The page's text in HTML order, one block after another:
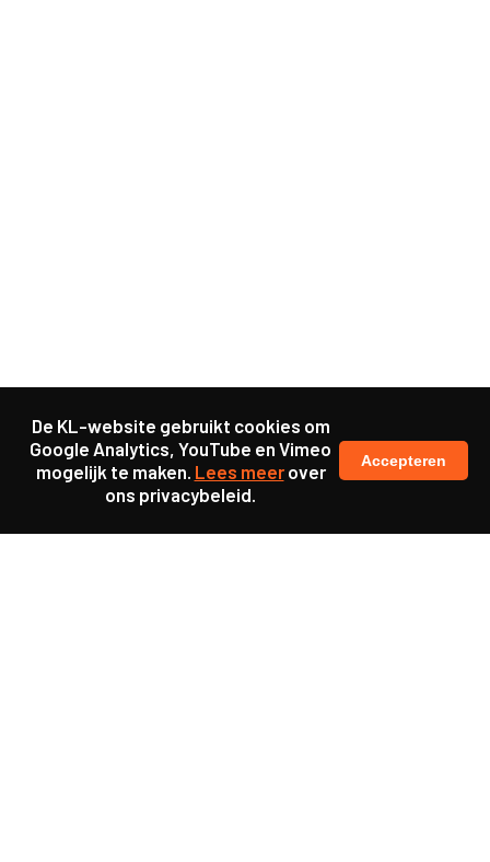
De KL-website gebruikt cookies om
Google Analytics, YouTube en Vimeo
mogelijk te maken. Lees meerover
ons privacybeleid.
Accepteren